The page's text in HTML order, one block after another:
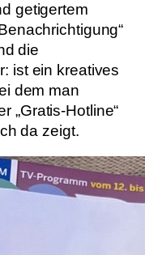
getigertem
die
ist ein kreatives
dem man
„Gratis-Hotline“
da zeigt.